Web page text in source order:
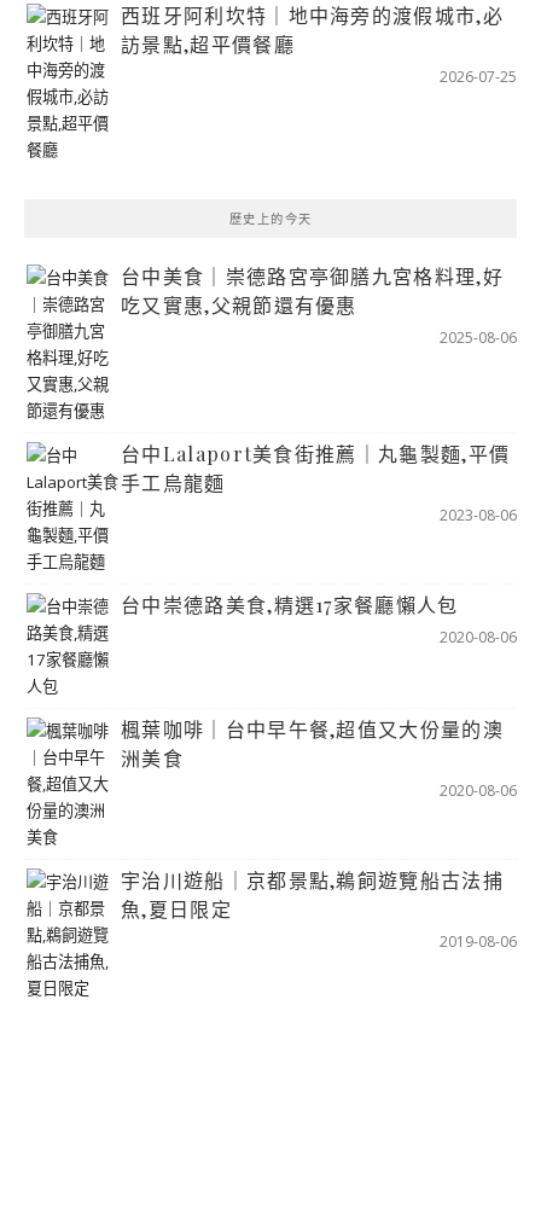
西班牙阿利坎特｜地中海旁的渡假城市,必
訪景點,超平價餐廳
2026-07-25
歷史上的今天
台中美食｜崇德路宮亭御膳九宮格料理,好
吃又實惠,父親節還有優惠
2025-08-06
台中Lalaport美食街推薦｜丸龜製麵,平價
手工烏龍麵
2023-08-06
台中崇德路美食,精選17家餐廳懶人包
2020-08-06
楓葉咖啡｜台中早午餐,超值又大份量的澳
洲美食
2020-08-06
宇治川遊船｜京都景點,鵜飼遊覽船古法捕
魚,夏日限定
2019-08-06